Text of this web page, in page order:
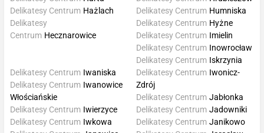
Delikatesy Centrum Hażlach
Delikatesy
Centrum Hecznarowice
Delikatesy Centrum Humniska
Delikatesy Centrum Hyżne
Delikatesy Centrum Imielin
Delikatesy Centrum Inowrocław
Delikatesy Centrum Iskrzynia
Delikatesy Centrum Iwaniska
Delikatesy Centrum Iwanowice
Włościańskie
Delikatesy Centrum Iwierzyce
Delikatesy Centrum Iwkowa
Delikatesy Centrum Iwonicz-
Zdrój
Delikatesy Centrum Jabłonka
Delikatesy Centrum Jadowniki
Delikatesy Centrum Janikowo